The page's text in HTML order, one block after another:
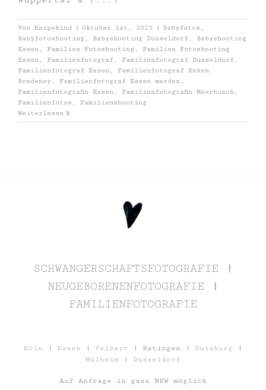
Von Knipskind | Oktober 1st, 2025 | Babyfotos ,
Babyfotoshooting , Babyshooting Düsseldorf , Babyshooting
Essen , Familien Fotoshooting , Familien Fotoshooting
Essen , Familienfotograf , Familienfotograf Düsseldorf ,
Familienfotograf Essen , Familienfotograf Essen
Bredeney , Familienfotograf Essen werden ,
Familienfotografin Essen , Familienfotografin Meerbusch ,
Familienfotos , Familienshooting
Weiterlesen
SCHWANGERSCHAFTSFOTOGRAFIE |
NEUGEBORENENFOTOGRAFIE |
FAMILIENFOTOGRAFIE
Köln | Essen | Velbert | Ratingen | Duisburg |
Mülheim | Düsseldorf
Auf Anfrage in ganz NRW möglich